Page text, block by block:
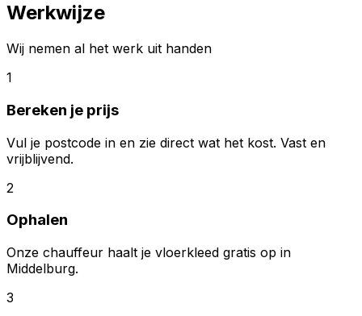
Werkwijze
Wij nemen al het werk uit handen
1
Bereken je prijs
Vul je postcode in en zie direct wat het kost. Vast en
vrijblijvend.
2
Ophalen
Onze chauffeur haalt je vloerkleed gratis op in
Middelburg.
3